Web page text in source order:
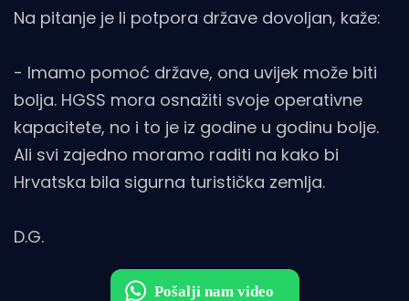
Na pitanje je li potpora države dovoljan, kaže:
- Imamo pomoć države, ona uvijek može biti
bolja. HGSS mora osnažiti svoje operativne
kapacitete, no i to je iz godine u godinu bolje.
Ali svi zajedno moramo raditi na kako bi
Hrvatska bila sigurna turistička zemlja.
D.G.